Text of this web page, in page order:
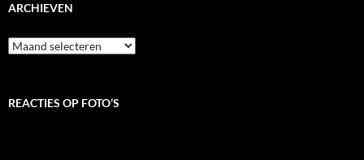
ARCHIEVEN
Archieven
REACTIES OP FOTO’S